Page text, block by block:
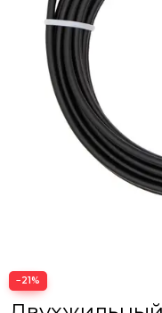
−21%